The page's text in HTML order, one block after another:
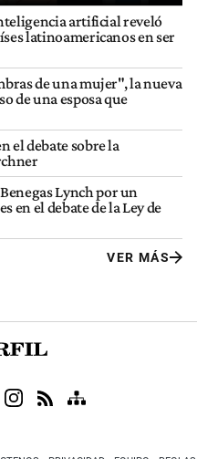
artificial reveló
latinoamericanos en ser
de una mujer", la nueva
de una esposa que
el debate sobre la
Lynch por un
en el debate de la Ley de
VER MÁS